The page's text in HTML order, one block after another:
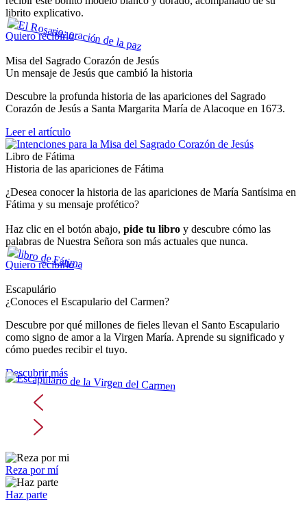
librito explicativo.
Quiero recibirlo
Misa del Sagrado Corazón de Jesús
Un mensaje de Jesús que cambió la historia
Descubre la profunda historia de las apariciones del Sagrado
Corazón de Jesús a Santa Margarita María de Alacoque en 1673.
Leer el artículo
Libro de Fátima
Historia de las apariciones de Fátima
¿Desea conocer la historia de las apariciones de María Santísima en
Fátima y su mensaje profético?
Haz clic en el botón abajo, pide tu libro y descubre cómo las
palabras de Nuestra Señora son más actuales que nunca.
Quiero recibirlo
Escapulário
¿Conoces el Escapulario del Carmen?
Descubre por qué millones de fieles llevan el Santo Escapulario
como signo de amor a la Virgen María. Aprende su significado y
cómo puedes recibir el tuyo.
Descubrir más
Reza por mí
Haz parte